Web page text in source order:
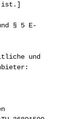
ist.]
§ 5 E-
und